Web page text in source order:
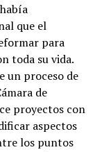
que el
para
toda su vida.
un proceso de
de
proyectos con
aspectos
los puntos